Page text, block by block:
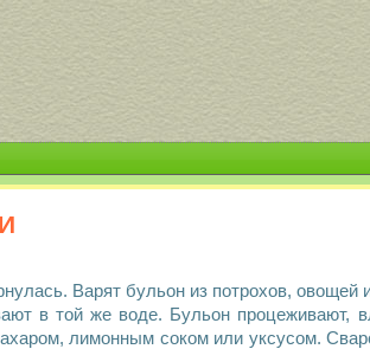
Варят бульон из потрохов,
в той же воде. Бульон процеживают,
лимонным соком или уксусом.